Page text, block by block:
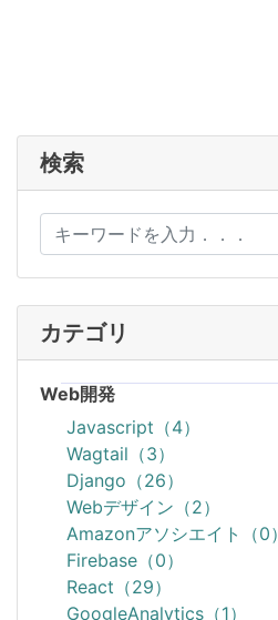
検索
カテゴリ
Web開発
Javascript（4）
Wagtail（3）
Django（26）
Webデザイン（2）
Amazonアソシエイト（0）
Firebase（0）
React（29）
GoogleAnalytics（1）